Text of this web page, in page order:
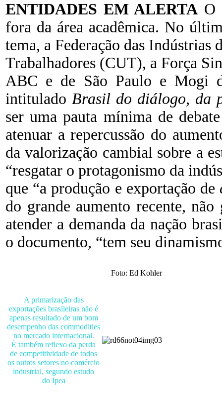
ENTIDADES EM ALERTA O
fora da área acadêmica. No
tema, a Federação das
Trabalhadores (CUT), a Força
ABC e de São Paulo e Mogi
intitulado Brasil do diálogo, da
ser uma pauta mínima de
atenuar a repercussão do
da valorização cambial sobre a
“resgatar o protagonismo da
que “a produção e exportação de
do grande aumento recente,
atender a demanda da nação
o documento, “tem seu
Foto: Ed Kohler
A primarização das
exportações brasileiras não é
apenas resultado de um bom
desempenho das commodities
no mercado internacional.
É também reflexo da perda
de competitividade de todos
os outros setores no comércio
industrial, segundo estudo
do Ipea